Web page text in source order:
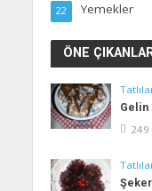
Yemekler
22
ÖNE
Gelin